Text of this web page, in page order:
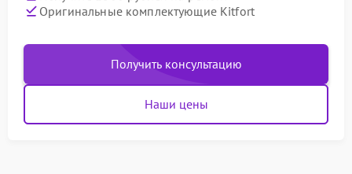
Оригинальные комплектующие Kitfort
Получить консультацию
Наши цены